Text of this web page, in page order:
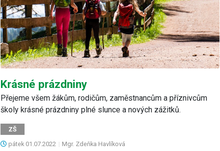
Krásné prázdniny
Přejeme všem žákům, rodičům, zaměstnancům a příznivcům
školy krásné prázdniny plné slunce a nových zážitků.
ZŠ
pátek 01.07.2022 | Mgr. Zdeňka Havlíková